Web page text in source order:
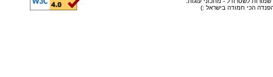
הכי חמודה בישראל :)